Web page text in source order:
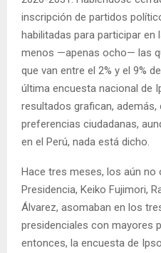
inscripción de partidos
habilitadas para participar en
menos —apenas ocho— las
que van entre el 2% y el 9%
última encuesta nacional de
resultados grafican, además,
preferencias ciudadanas,
en el Perú, nada está dicho.
Hace tres meses, los aún
Presidencia, Keiko Fujimori,
Álvarez, asomaban en los
presidenciales con mayores
entonces, la encuesta de